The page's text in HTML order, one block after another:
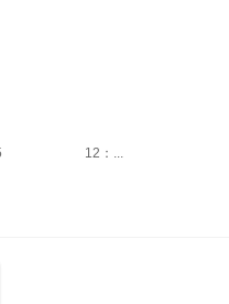
：15 12：...